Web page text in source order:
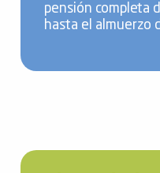
pensión completa
hasta el almuerzo